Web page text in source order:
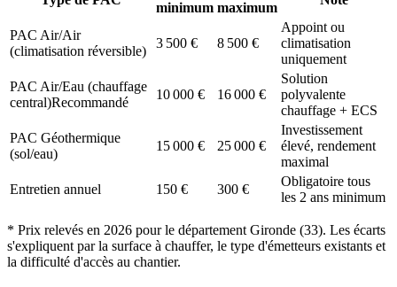
minimum maximum
PAC Air/Air
(climatisation réversible)
3 500 € 8 500 €
Appoint ou
climatisation
uniquement
PAC Air/Eau (chauffage
central)Recommandé
10 000 € 16 000 €
Solution
polyvalente
chauffage + ECS
PAC Géothermique
(sol/eau)
15 000 € 25 000 €
Investissement
élevé, rendement
maximal
Entretien annuel
150 € 300 €
Obligatoire tous
les 2 ans minimum
* Prix relevés en 2026 pour le département Gironde (33). Les écarts
s'expliquent par la surface à chauffer, le type d'émetteurs existants et
la difficulté d'accès au chantier.